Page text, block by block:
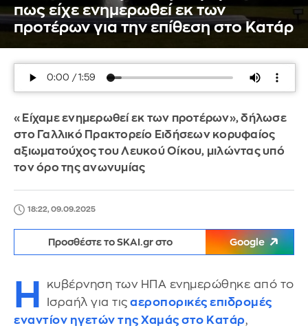
πως είχε ενημερωθεί εκ των
προτέρων για την επίθεση στο Κατάρ
«Είχαμε ενημερωθεί εκ των προτέρων», δήλωσε
στο Γαλλικό Πρακτορείο Ειδήσεων κορυφαίος
αξιωματούχος του Λευκού Οίκου, μιλώντας υπό
τον όρο της ανωνυμίας
18:22, 09.09.2025
Προσθέστε το SKAI.gr στο Google
Η
κυβέρνηση των ΗΠΑ ενημερώθηκε από το
Ισραήλ για τις αεροπορικές επιδρομές
εναντίον ηγετών της Χαμάς στο Κατάρ,